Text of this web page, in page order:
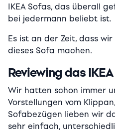
IKEA Sofas, das überall
bei jedermann beliebt ist.
Es ist an der Zeit, dass
dieses Sofa machen.
Reviewing das
Wir hatten schon immer
Vorstellungen vom
Sofabezügen lieben wir
sehr einfach,